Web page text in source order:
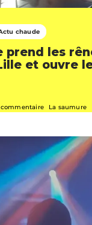
chaude
prend les
et ouvre
La saumure